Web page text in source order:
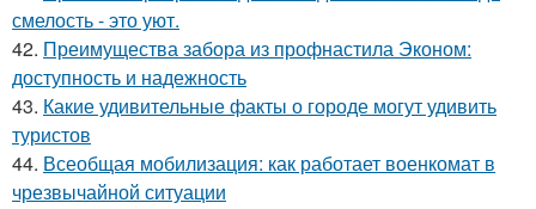
смелость - это уют.
42. Преимущества забора из профнастила Эконом:
доступность и надежность
43. Какие удивительные факты о городе могут удивить
туристов
44. Всеобщая мобилизация: как работает военкомат в
чрезвычайной ситуации